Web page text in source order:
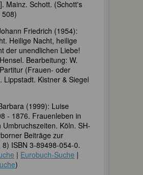
Mainz. Schott. (Schott's
508)
Friedrich (1954):
Heilige Nacht, heilige
der unendlichen Liebe!
Bearbeitung: W.
(Frauen- oder
Lippstadt. Kistner & Siegel
(1999): Luise
- 1876. Frauenleben in
Umbruchszeiten. Köln. SH-
Beiträge zur
8) ISBN 3-89498-054-0.
| Eurobuch-Suche |
)